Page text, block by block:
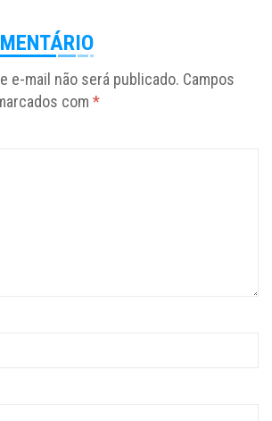
e-mail não será publicado. Campos
com *